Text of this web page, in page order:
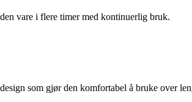
vare i flere timer med kontinuerlig bruk.
som gjør den komfortabel å bruke over